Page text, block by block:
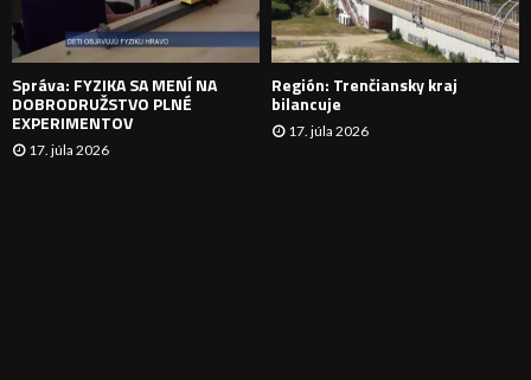
I
E
Správa: FYZIKA SA MENÍ NA
DOBRODRUŽSTVO PLNÉ
EXPERIMENTOV
17. júla 2026
Región: Trenčiansky kraj
bilancuje
17. júla 2026